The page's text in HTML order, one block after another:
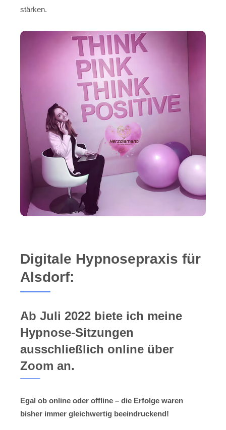
stärken.
Digitale Hypnosepraxis für
Alsdorf:
Ab Juli 2022 biete ich meine
Hypnose-Sitzungen
ausschließlich online über
Zoom an.
Egal ob online oder offline – die Erfolge waren
bisher immer gleichwertig beeindruckend!